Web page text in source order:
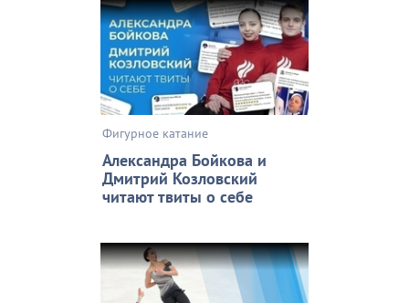
Фигурное катание
Александра Бойкова и
Дмитрий Козловский
читают твиты о себе